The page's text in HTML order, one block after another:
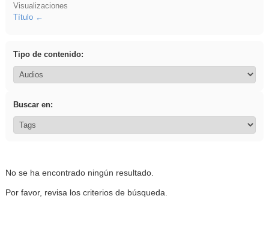
Visualizaciones
Título
Tipo de contenido:
Buscar en:
No se ha encontrado ningún resultado.
Por favor, revisa los criterios de búsqueda.